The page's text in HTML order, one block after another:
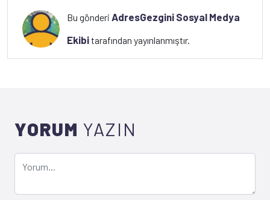
Bu gönderiAdresGezgini Sosyal Medya
Ekibitarafından yayınlanmıştır.
YORUM YAZIN